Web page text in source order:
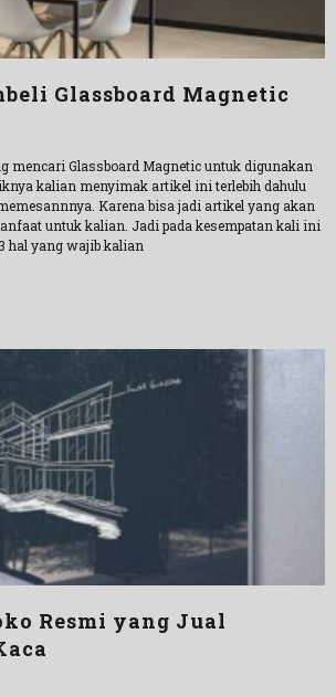
Glassboard Magnetic
mencari Glassboard Magnetic untuk digunakan
kalian menyimak artikel ini terlebih dahulu
Karena bisa jadi artikel yang akan
untuk kalian. Jadi pada kesempatan kali ini
hal yang wajib kalian
Resmi yang Jual